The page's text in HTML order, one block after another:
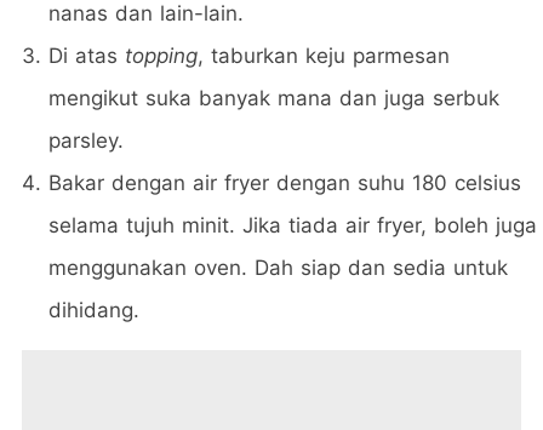
nanas dan lain-lain.
Di atas topping, taburkan keju parmesan
mengikut suka banyak mana dan juga serbuk
parsley.
Bakar dengan air fryer dengan suhu 180 celsius
selama tujuh minit. Jika tiada air fryer, boleh juga
menggunakan oven. Dah siap dan sedia untuk
dihidang.